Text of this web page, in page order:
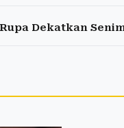
Dekatkan